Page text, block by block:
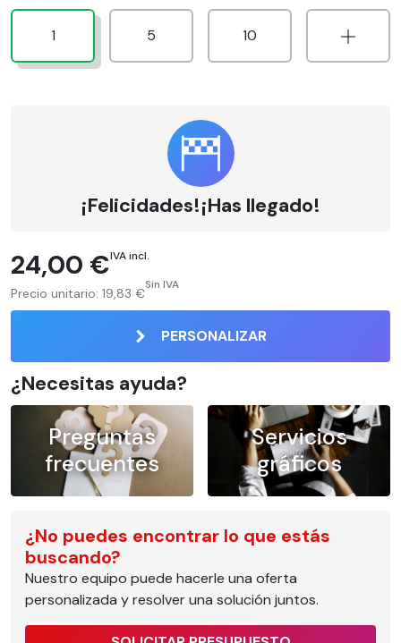
1 5 10
¡Felicidades!¡Has llegado!
24,00 €IVA incl.
Precio unitario: 19,83 €
Sin IVA
PERSONALIZAR
¿Necesitas ayuda?
Preguntas
frecuentes
Servicios
gráficos
¿No puedes encontrar lo que estás
buscando?
Nuestro equipo puede hacerle una oferta
personalizada y resolver una solución juntos.